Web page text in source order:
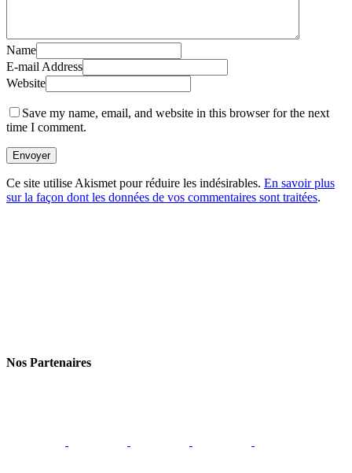
Name
E-mail Address
Website
Save my name, email, and website in this browser for the next
time I comment.
Envoyer
Ce site utilise Akismet pour réduire les indésirables. En savoir plus
sur la façon dont les données de vos commentaires sont traitées.
Nos Partenaires